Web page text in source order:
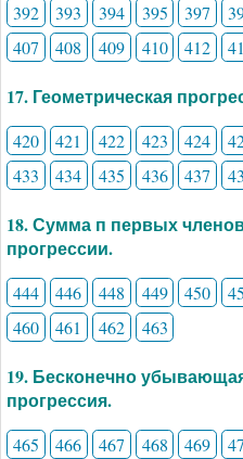
392 393 394 395 397
407
408 409 410 412
17. Геометрическая
420 421 422 423 424
433
434 435 436 437
18. Сумма п первых
прогрессии.
444 446 448 449 450
460
461 462 463
19. Бесконечно
прогрессия.
465 466 467 468 469